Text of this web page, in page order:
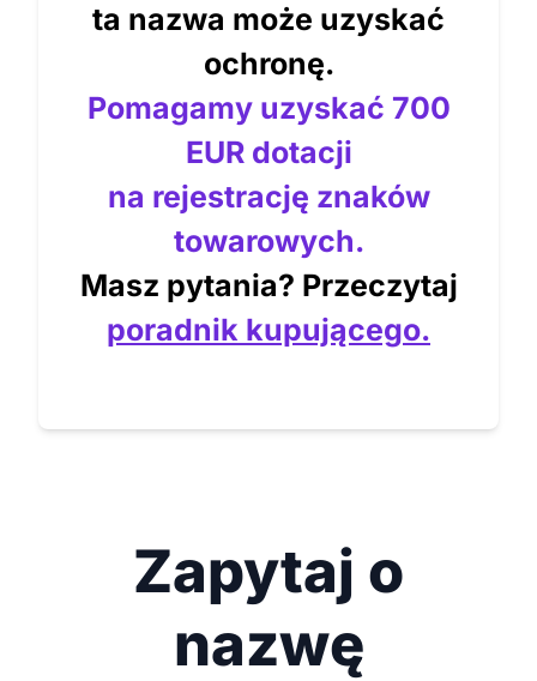
ta nazwa może uzyskać
ochronę.
Pomagamy uzyskać 700
EUR dotacji
na rejestrację znaków
towarowych.
Masz pytania? Przeczytaj
poradnik kupującego.
Zapytaj o
nazwę